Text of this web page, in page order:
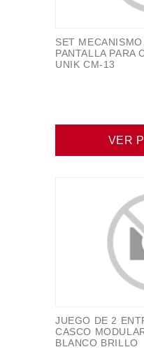
SET
PANTALLA PARA
UNIK CM-13
VER
JUEGO DE 2
CASCO
BLANCO BRILLO